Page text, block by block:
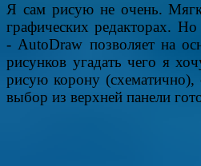
Я сам рисую не очень.
графических редакторах. Но
- AutoDraw позволяет на
рисунков угадать чего я
рисую корону (схематично),
выбор из верхней панели